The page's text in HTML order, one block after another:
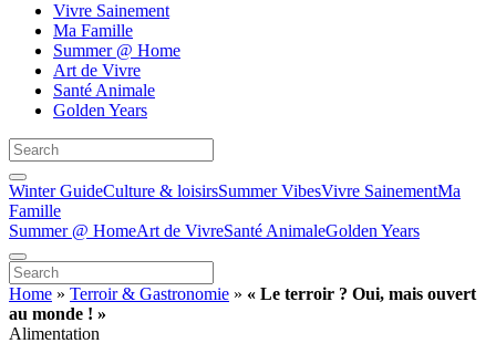
Vivre Sainement
Ma Famille
Summer @ Home
Art de Vivre
Santé Animale
Golden Years
Winter GuideCulture & loisirsSummer VibesVivre SainementMa
Famille
Summer @ HomeArt de VivreSanté AnimaleGolden Years
Home » Terroir & Gastronomie » « Le terroir ? Oui, mais ouvert
au monde ! »
Alimentation